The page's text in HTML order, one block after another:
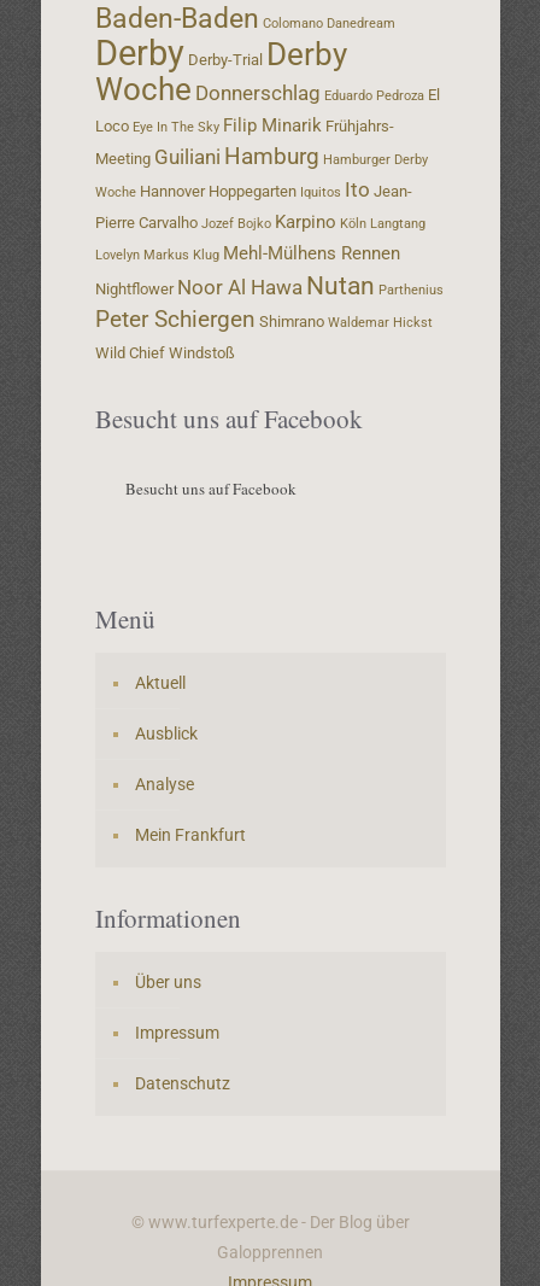
Baden-Baden Colomano Danedream
Derby Derby-Trial Derby
Woche Donnerschlag Eduardo Pedroza El
Loco Eye In The Sky Filip Minarik Frühjahrs-
Meeting Guiliani Hamburg Hamburger Derby
Woche Hannover Hoppegarten Iquitos Ito Jean-
Pierre Carvalho Jozef Bojko Karpino Köln Langtang
Lovelyn Markus Klug Mehl-Mülhens Rennen
Nightflower Noor Al Hawa Nutan Parthenius
Peter Schiergen Shimrano Waldemar Hickst
Wild Chief Windstoß
Besucht uns auf Facebook
Besucht uns auf Facebook
Menü
Aktuell
Ausblick
Analyse
Mein Frankfurt
Informationen
Über uns
Impressum
Datenschutz
© www.turfexperte.de - Der Blog über
Galopprennen